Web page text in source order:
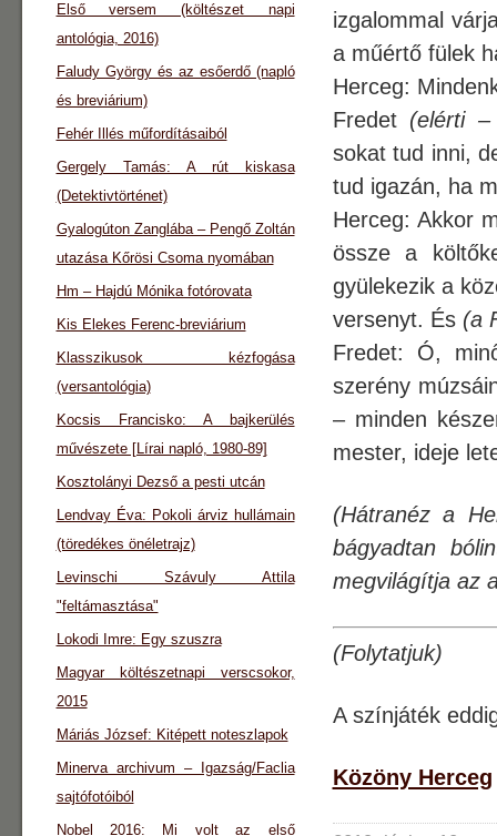
izgalommal
a műértő fülek
Herceg:
Fredet(elérti –
sokat tud inni,
tud igazán, ha
Herceg: Akkor
össze a
gyülekezik a
versenyt. És (a
Fredet: Ó,
szerény
– minden
mester, ideje
(Hátranéz a
bágyadtan
megvilágítja az
(Folytatjuk)
A színjáték
Közöny Herceg
Első versem (költészet napi
antológia, 2016)
Faludy György és az esőerdő (napló
és breviárium)
Fehér Illés műfordításaiból
Gergely Tamás: A rút kiskasa
(Detektivtörténet)
Gyalogúton Zanglába – Pengő Zoltán
utazása Kőrösi Csoma nyomában
Hm – Hajdú Mónika fotórovata
Kis Elekes Ferenc-breviárium
Klasszikusok kézfogása
(versantológia)
Kocsis Francisko: A bajkerülés
művészete [Lírai napló, 1980-89]
Kosztolányi Dezső a pesti utcán
Lendvay Éva: Pokoli árviz hullámain
(töredékes önéletrajz)
Levinschi Szávuly Attila
"feltámasztása"
Lokodi Imre: Egy szuszra
Magyar költészetnapi verscsokor,
2015
Máriás József: Kitépett noteszlapok
Minerva archivum – Igazság/Faclia
sajtófotóiból
Nobel 2016: Mi volt az első